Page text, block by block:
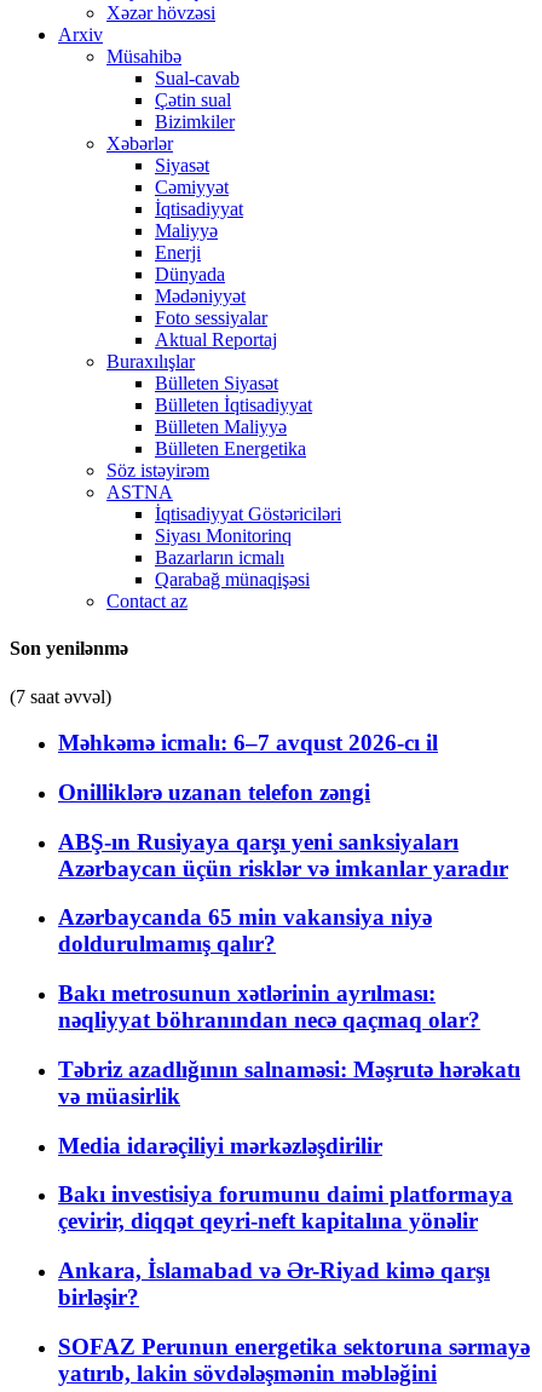
Xəzər hövzəsi
Arxiv
Müsahibə
Sual-cavab
Çətin sual
Bizimkiler
Xəbərlər
Siyasət
Cəmiyyət
İqtisadiyyat
Maliyyə
Enerji
Dünyada
Mədəniyyət
Foto sessiyalar
Aktual Reportaj
Buraxılışlar
Bülleten Siyasət
Bülleten İqtisadiyyat
Bülleten Maliyyə
Bülleten Energetika
Söz istəyirəm
ASTNA
İqtisadiyyat Göstəriciləri
Siyası Monitorinq
Bazarların icmalı
Qarabağ münaqişəsi
Contact az
Son yenilənmə
(7 saat əvvəl)
Məhkəmə icmalı: 6–7 avqust 2026-cı il
Onilliklərə uzanan telefon zəngi
ABŞ-ın Rusiyaya qarşı yeni sanksiyaları
Azərbaycan üçün risklər və imkanlar yaradır
Azərbaycanda 65 min vakansiya niyə
doldurulmamış qalır?
Bakı metrosunun xətlərinin ayrılması:
nəqliyyat böhranından necə qaçmaq olar?
Təbriz azadlığının salnaməsi: Məşrutə hərəkatı
və müasirlik
Media idarəçiliyi mərkəzləşdirilir
Bakı investisiya forumunu daimi platformaya
çevirir, diqqət qeyri-neft kapitalına yönəlir
Ankara, İslamabad və Ər-Riyad kimə qarşı
birləşir?
SOFAZ Perunun energetika sektoruna sərmayə
yatırıb, lakin sövdələşmənin məbləğini